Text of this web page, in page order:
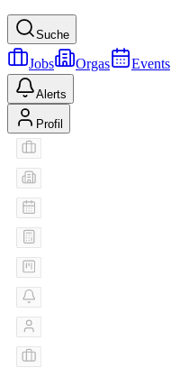
Suche
Jobs Orgas Events
Alerts
Profil